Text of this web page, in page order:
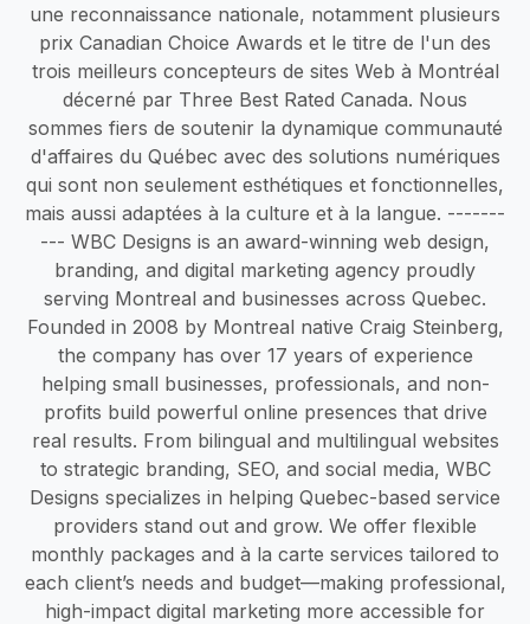
une reconnaissance nationale, notamment plusieurs
prix Canadian Choice Awards et le titre de l'un des
trois meilleurs concepteurs de sites Web à Montréal
décerné par Three Best Rated Canada. Nous
sommes fiers de soutenir la dynamique communauté
d'affaires du Québec avec des solutions numériques
qui sont non seulement esthétiques et fonctionnelles,
mais aussi adaptées à la culture et à la langue. -------
--- WBC Designs is an award-winning web design,
branding, and digital marketing agency proudly
serving Montreal and businesses across Quebec.
Founded in 2008 by Montreal native Craig Steinberg,
the company has over 17 years of experience
helping small businesses, professionals, and non-
profits build powerful online presences that drive
real results. From bilingual and multilingual websites
to strategic branding, SEO, and social media, WBC
Designs specializes in helping Quebec-based service
providers stand out and grow. We offer flexible
monthly packages and à la carte services tailored to
each client’s needs and budget—making professional,
high-impact digital marketing more accessible for